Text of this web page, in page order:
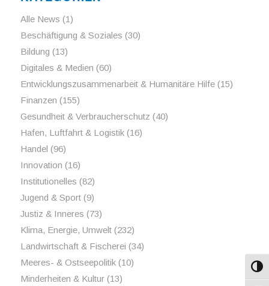
Alle News (1)
Beschäftigung & Soziales (30)
Bildung (13)
Digitales & Medien (60)
Entwicklungszusammenarbeit & Humanitäre Hilfe(15)
Finanzen (155)
Gesundheit & Verbraucherschutz (40)
Hafen, Luftfahrt & Logistik(16)
Handel (96)
Innovation (16)
Institutionelles (82)
Jugend & Sport(9)
Justiz & Inneres (73)
Klima, Energie, Umwelt(232)
Landwirtschaft & Fischerei (34)
Meeres- & Ostseepolitik(10)
Minderheiten & Kultur(13)